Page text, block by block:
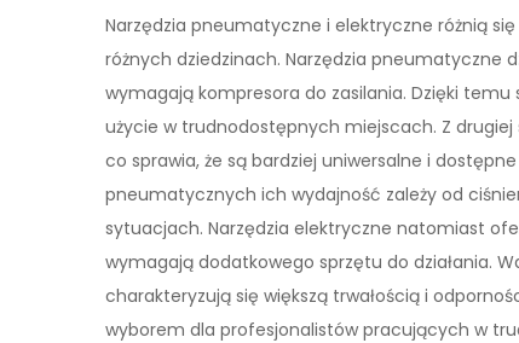
Narzędzia pneumatyczne i elektryczne różnią
różnych dziedzinach. Narzędzia pneumatyczne
wymagają kompresora do zasilania. Dzięki temu
użycie w trudnodostępnych miejscach. Z
co sprawia, że są bardziej uniwersalne i
pneumatycznych ich wydajność zależy od
sytuacjach. Narzędzia elektryczne natomiast
wymagają dodatkowego sprzętu do działania.
charakteryzują się większą trwałością i
wyborem dla profesjonalistów pracujących w